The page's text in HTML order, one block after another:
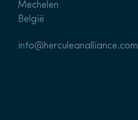
Mechelen
België
info@herculeanalliance.com